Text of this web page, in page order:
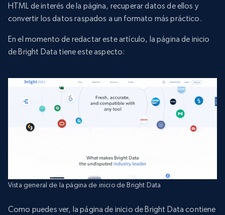
HTML de interés de la página, recuperar datos de ellos y
convertir los datos raspados a un formato más práctico.
En el momento de redactar este artículo, la página de inicio
de Bright Data tiene este aspecto:
Vista general de la página de inicio de Bright Data
Como puedes ver, la página de inicio de Bright Data contiene